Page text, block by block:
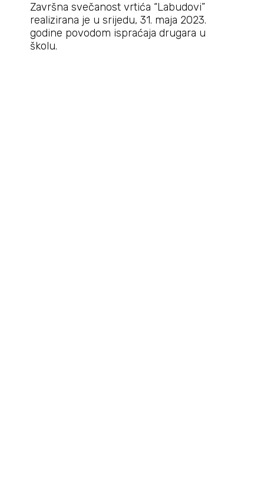
Završna svečanost vrtića “Labudovi”
realizirana je u srijedu, 31. maja 2023.
godine povodom ispraćaja drugara u
školu.